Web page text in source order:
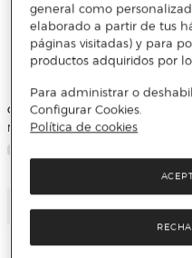
CAMPOS
Nevera portátil rígida Campos 24 L
Añadir
general como
elaborado a partir de tus
páginas visitadas) y para
productos adquiridos por
Para administrar o
Configurar Cookies.
Política de cookies